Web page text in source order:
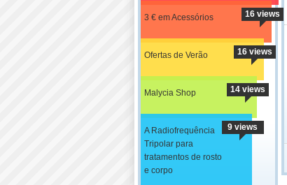
3 € em Acessórios 16 views
Ofertas de Verão 16 views
Malycia Shop 14 views
A Radiofrequência
Tripolar para
tratamentos de rosto
e corpo
9 views